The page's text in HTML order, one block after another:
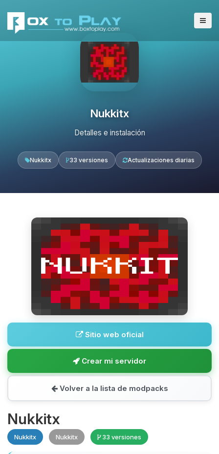
Nukkitx
Detalles e instalación
Nukkitx 33 versiones Actualizaciones diarias
Sitio web oficial
Crear mi servidor
Volver a la lista de modpacks
Nukkitx
Nukkitx Nukkitx 33 versiones